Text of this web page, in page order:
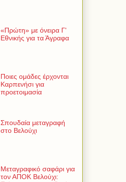
«Πρώτη» με όνειρα Γ'
Εθνικής για τα Άγραφα
Ποιες ομάδες έρχονται
Καρπενήσι για
προετοιμασία
Σπουδαία μεταγραφή
στο Βελούχι
Μεταγραφικό σαφάρι για
τον ΑΠΟΚ Βελούχι: